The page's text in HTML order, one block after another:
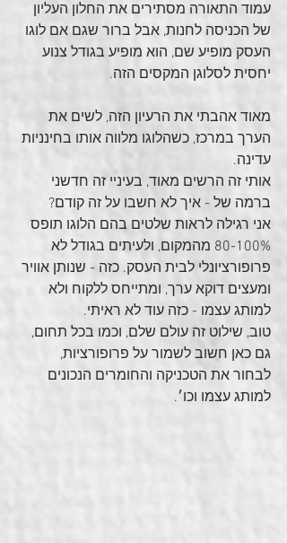
עמוד התאורה מסתירים את החלון העליון
של הכניסה לחנות, אבל ברור שגם אם לוגו
העסק מופיע שם, הוא מופיע בגודל צנוע
יחסית לסלוגן המקסים הזה.
מאוד אהבתי את הרעיון הזה, לשים את
הערך במרכז, כשהלוגו מלווה אותו בחינניות
עדינה.
אותי זה הרשים מאוד, בעיניי זה חדשני
ברמה של - איך לא חשבו על זה קודם?
אני רגילה לראות שלטים בהם הלוגו תופס
80-100% מהמקום, ולעיתים בגודל לא
פרופורציונלי לבית העסק. כזה - שנותן אוויר
ומעצים דוקא ערך, ומתייחס ללקוח ולא
למותג עצמו - כזה עוד לא ראיתי.
טוב, שילוט זה עולם שלם, וכמו בכל תחום,
גם כאן חשוב לשמור על פרופורציות,
לבחור את הטכניקה והחומרים הנכונים
למותג עצמו וכו׳.